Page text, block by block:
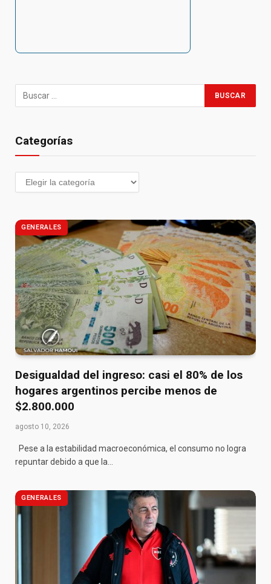
Categorías
GENERALES
Desigualdad del ingreso: casi el 80% de los
hogares argentinos percibe menos de
$2.800.000
agosto 10, 2026
Pese a la estabilidad macroeconómica, el consumo no logra
repuntar debido a que la…
GENERALES